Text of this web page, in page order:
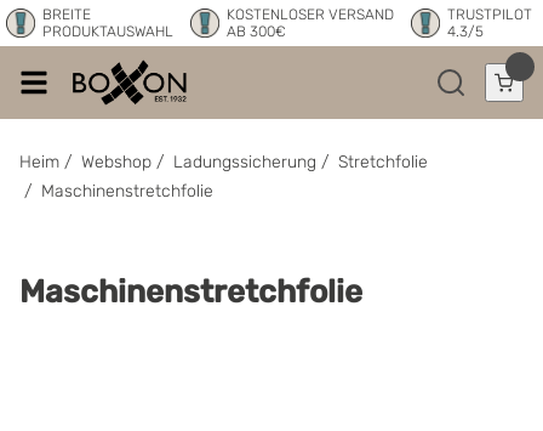
BREITE
PRODUKTAUSWAHL
KOSTENLOSER VERSAND
AB 300€
TRUSTPILOT
4.3/5
Heim / Webshop / Ladungssicherung / Stretchfolie
/ Maschinenstretchfolie
Maschinenstretchfolie